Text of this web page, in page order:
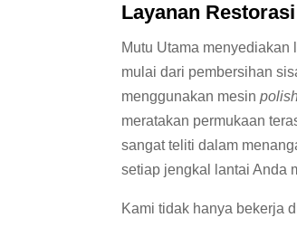
Layanan
Mutu Utama
mulai dari pembersihan
menggunakan mesin
meratakan permukaan
sangat teliti dalam
setiap jengkal lantai Anda
Kami tidak hanya bekerja